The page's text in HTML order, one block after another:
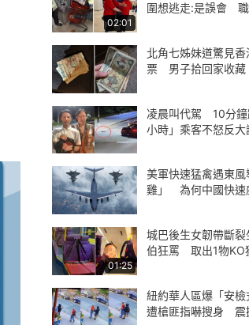
02:01
圍想逃走:是誤會
北角七姊妹道驚見
票 男子拾回家收藏
凌晨叫代駕 10分鐘
小時」乘客不怒反
美軍快速猛禽遇東
雞」 為何中國快速
01:25
城巴後生女韌帶斷
伯狂罵 取出1物KO
紐約華人區爆「安
遭槍匪指嚇搜身 震